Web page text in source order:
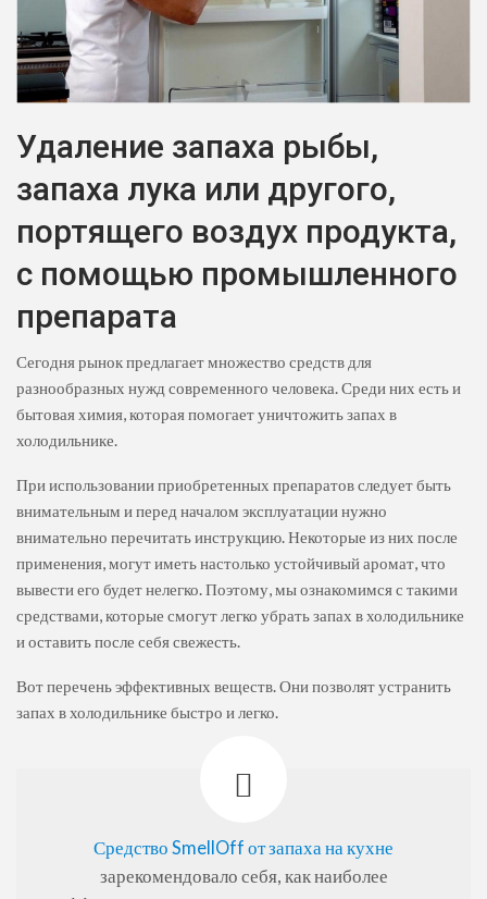
Удаление запаха рыбы,
запаха лука или другого,
портящего воздух продукта,
с помощью промышленного
препарата
Сегодня рынок предлагает множество средств для
разнообразных нужд современного человека. Среди них есть и
бытовая химия, которая помогает уничтожить запах в
холодильнике.
При использовании приобретенных препаратов следует быть
внимательным и перед началом эксплуатации нужно
внимательно перечитать инструкцию. Некоторые из них после
применения, могут иметь настолько устойчивый аромат, что
вывести его будет нелегко. Поэтому, мы ознакомимся с такими
средствами, которые смогут легко убрать запах в холодильнике
и оставить после себя свежесть.
Вот перечень эффективных веществ. Они позволят устранить
запах в холодильнике быстро и легко.
Средство SmellOff от запаха на кухне
зарекомендовало себя, как наиболее